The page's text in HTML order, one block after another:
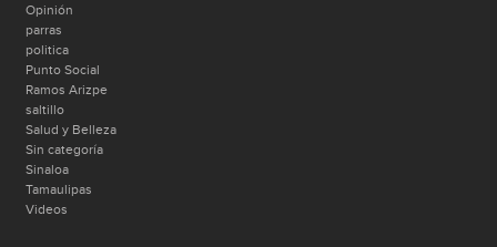
Opinión
parras
politica
Punto Social
Ramos Arizpe
saltillo
Salud y Belleza
Sin categoría
Sinaloa
Tamaulipas
Videos